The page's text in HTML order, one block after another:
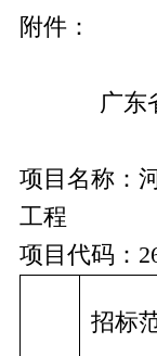
附件：
广东
项目名称：
工程
项目代码：
招标